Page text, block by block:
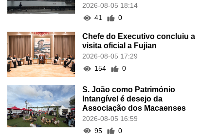
2026-08-05 18:14
41
0
Chefe do Executivo concluiu a
visita oficial a Fujian
2026-08-05 17:29
154
0
S. João como Património
Intangível é desejo da
Associação dos Macaenses
2026-08-05 16:59
95
0